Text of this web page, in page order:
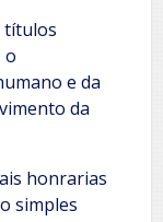
títulos
o
e da
da
honrarias
simples